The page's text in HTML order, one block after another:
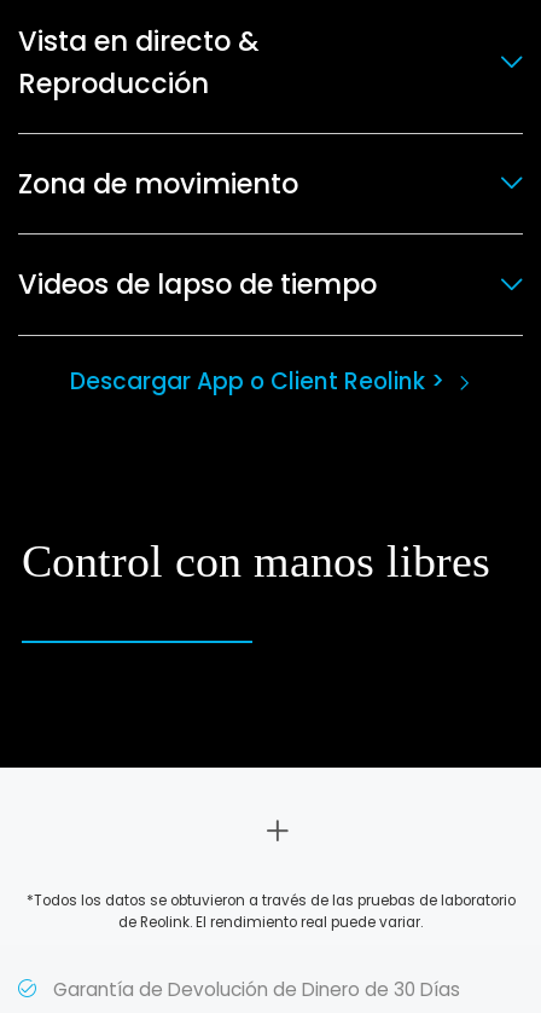
Vista en directo &
Reproducción
Zona de movimiento
Videos de lapso de tiempo
Descargar App o Client Reolink >
Control con manos libres
*Todos los datos se obtuvieron a través de las pruebas de laboratorio
de Reolink. El rendimiento real puede variar.
Garantía de Devolución de Dinero de 30 Días